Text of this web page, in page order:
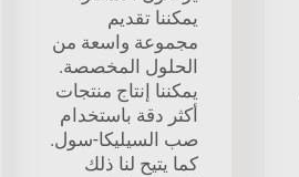
يمكننا تقديم
مجموعة واسعة من
الحلول المخصصة.
يمكننا إنتاج منتجات
أكثر دقة باستخدام
صب السيليكا-سول.
كما يتيح لنا ذلك